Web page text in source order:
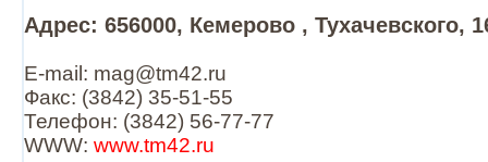
Адрес: 656000, Кемерово , Тухачевского,
E-mail: mag@tm42.ru
Факс: (3842) 35-51-55
Телефон: (3842) 56-77-77
WWW: www.tm42.ru